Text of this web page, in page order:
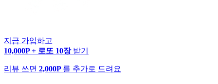
지금 가입하고
10,000P + 로또 10장 받기
리뷰 쓰면 2,000P 를 추가로 드려요